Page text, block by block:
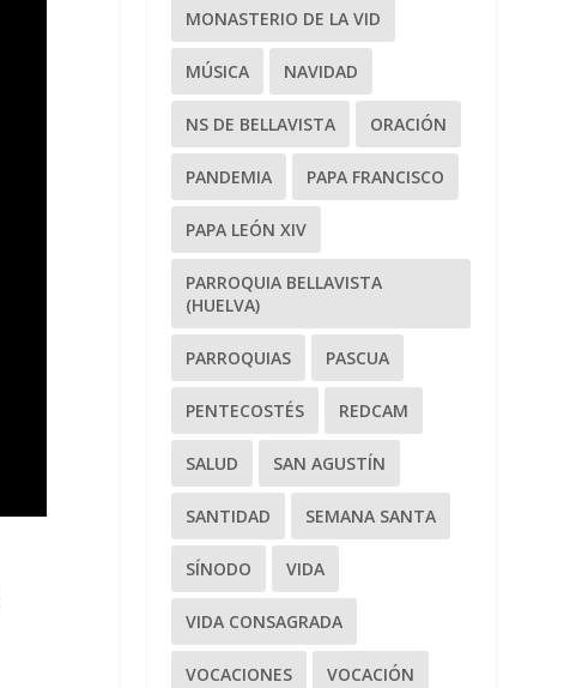
MONASTERIO DE LA VID
MÚSICA NAVIDAD
NS DE BELLAVISTA ORACIÓN
PANDEMIA PAPA FRANCISCO
PAPA LEÓN XIV
PARROQUIA BELLAVISTA
(HUELVA)
PARROQUIAS PASCUA
PENTECOSTÉS REDCAM
SALUD SAN AGUSTÍN
SANTIDAD SEMANA SANTA
SÍNODO VIDA
VIDA CONSAGRADA
VOCACIONES VOCACIÓN